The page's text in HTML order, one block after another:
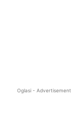
Oglasi - Advertisement